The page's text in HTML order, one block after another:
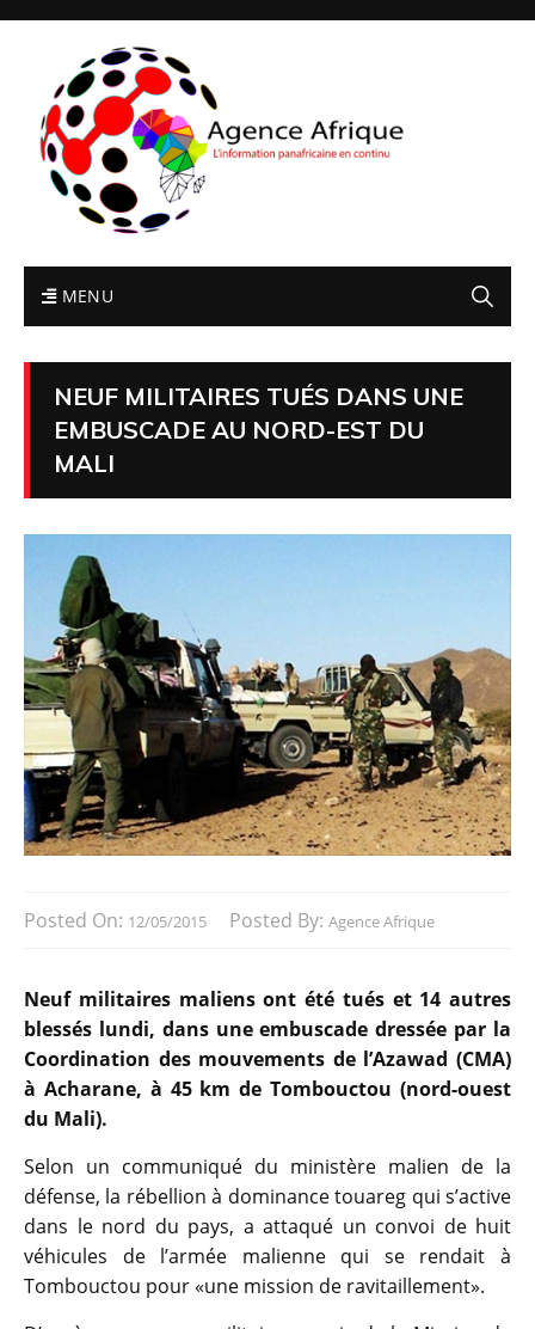
MENU
NEUF MILITAIRES TUÉS DANS UNE
EMBUSCADE AU NORD-EST DU
MALI
Posted On: 12/05/2015 Posted By: Agence Afrique
Neuf militaires maliens ont été tués et 14 autres
blessés lundi, dans une embuscade dressée par la
Coordination des mouvements de l’Azawad (CMA)
à Acharane, à 45 km de Tombouctou (nord-ouest
du Mali).
Selon un communiqué du ministère malien de la
défense, la rébellion à dominance touareg qui s’active
dans le nord du pays, a attaqué un convoi de huit
véhicules de l’armée malienne qui se rendait à
Tombouctou pour «une mission de ravitaillement».